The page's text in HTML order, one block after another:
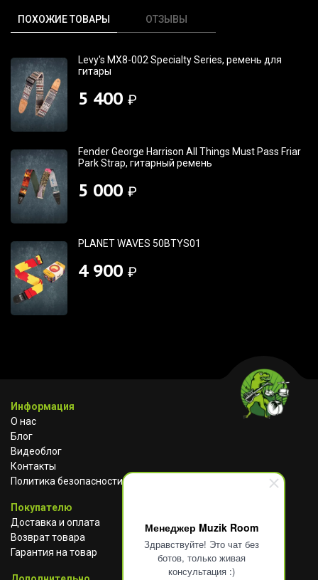
Менеджер Muzik Room
Здравствуйте! Это чат без
ботов, только живая
консультация :)
ПОХОЖИЕ ТОВАРЫ ОТЗЫВЫ
Levy's MX8-002 Specialty Series, ремень для
гитары
5 400 ₽
Fender George Harrison All Things Must Pass Friar
Park Strap, гитарный ремень
5 000 ₽
PLANET WAVES 50BTYS01
4 900 ₽
Информация
О нас
Блог
Видеоблог
Контакты
Политика безопасности
Покупателю
Доставка и оплата
Возврат товара
Гарантия на товар